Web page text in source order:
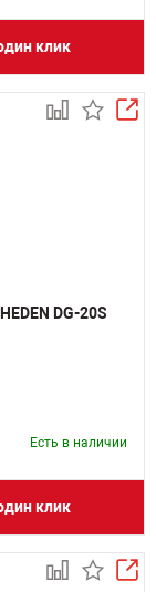
клик
DG-20S
Есть в наличии
клик